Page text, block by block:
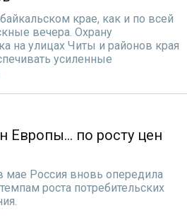
крае, как и по всей
вечера. Охрану
на улицах Читы и районов края
усиленные
Европы… по росту цен
мае Россия вновь опередила
роста потребительских